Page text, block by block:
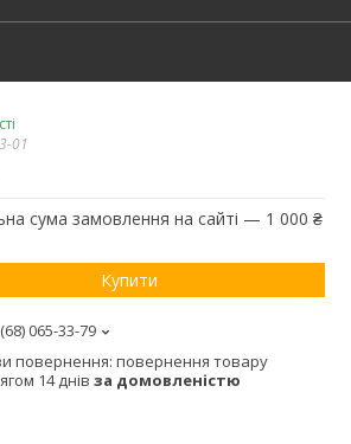
01
сума замовлення на сайті — 1 000 ₴
Купити
065-33-79
повернення товару
14 днів за домовленістю